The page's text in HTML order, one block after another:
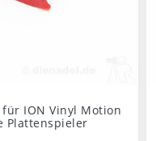
ION Vinyl Motion
Plattenspieler